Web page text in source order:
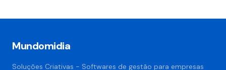
Mundomidia
Soluções Criativas - Softwares de gestão para empresas